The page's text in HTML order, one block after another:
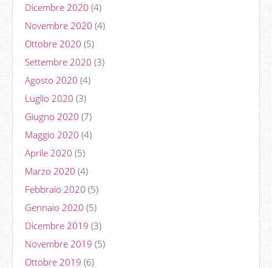
Dicembre 2020 (4)
Novembre 2020 (4)
Ottobre 2020 (5)
Settembre 2020 (3)
Agosto 2020 (4)
Luglio 2020 (3)
Giugno 2020 (7)
Maggio 2020 (4)
Aprile 2020 (5)
Marzo 2020 (4)
Febbraio 2020 (5)
Gennaio 2020 (5)
Dicembre 2019 (3)
Novembre 2019 (5)
Ottobre 2019 (6)